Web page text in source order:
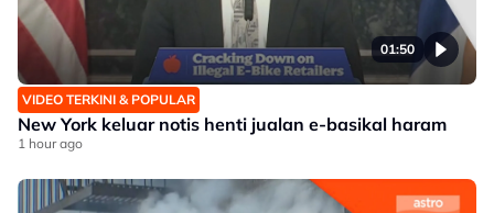
01:50
VIDEO TERKINI & POPULAR
New York keluar notis henti jualan e-basikal haram
1 hour ago